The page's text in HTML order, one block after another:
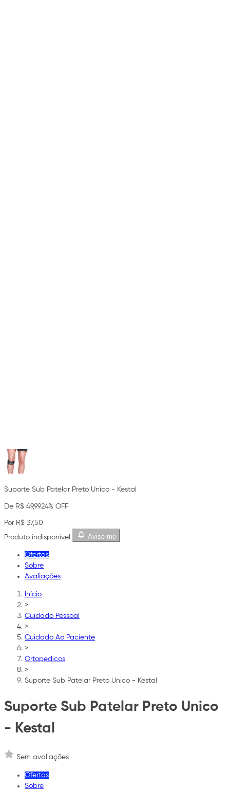
Suporte Sub Patelar Preto Unico - Kestal
De R$ 49,9924% OFF
Por R$ 37,50
Produto indisponível
Avise-me
Ofertas
Sobre
Avaliações
Início
>
Cuidado Pessoal
>
Cuidado Ao Paciente
>
Ortopedicos
>
Suporte Sub Patelar Preto Unico - Kestal
Suporte Sub Patelar Preto Unico
- Kestal
Sem avaliações
Ofertas
Sobre